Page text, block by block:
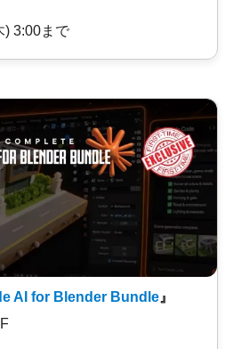
) 3:00まで
AI for Blender Bundle 』